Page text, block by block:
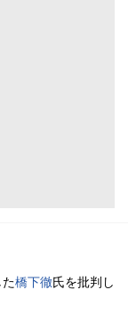
橋下徹氏を批判し